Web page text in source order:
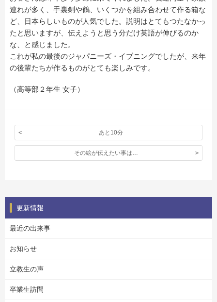
連れが多く、手裏剣や鶴、いくつかを組み合わせて作る箱な
ど、日本らしいものが人気でした。説明はとてもつたなかっ
たと思いますが、伝えようと思う分だけ英語が伸びるのか
な、と感じました。
これが私の最後のジャパニーズ・イブニングでしたが、来年
の後輩たちが作るものがとても楽しみです。
（高等部２年生 女子）
あと10分
その絵が伝えたい事は…
更新情報
最近の出来事
お知らせ
立教生の声
卒業生訪問